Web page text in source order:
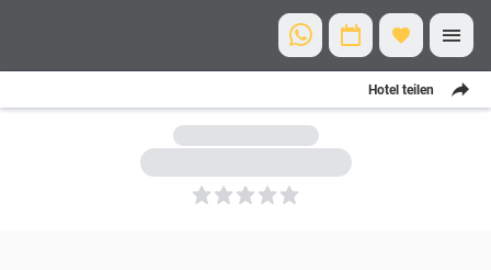
Hotel teilen
5